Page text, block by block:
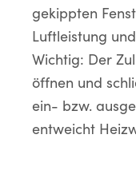
gekippten
Luftleistung
Wichtig: Der
öffnen und
ein- bzw.
entweicht